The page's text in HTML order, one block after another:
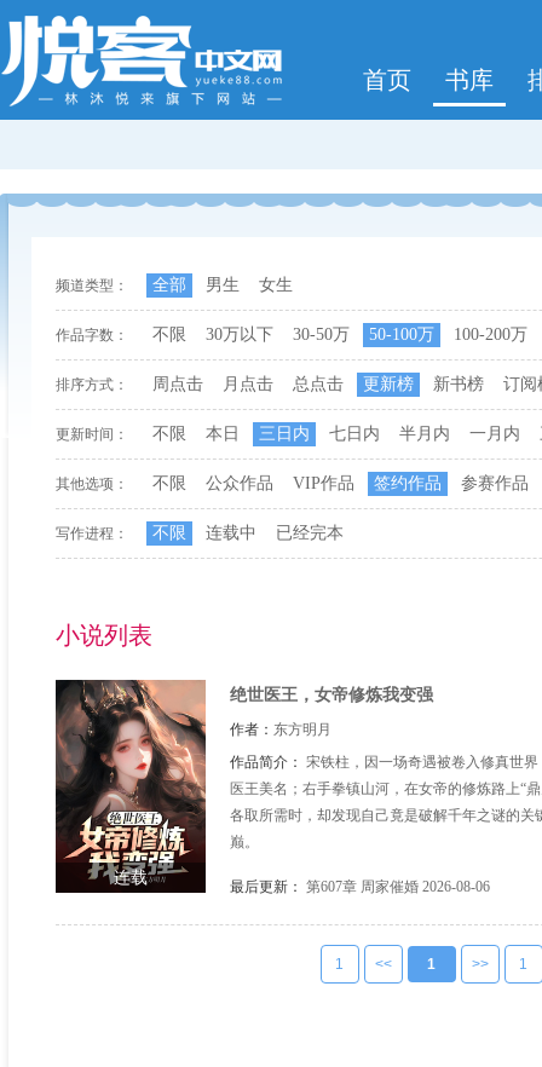
首页 书库
频道类型： 全部 男生 女生
作品字数： 不限 30万以下 30-50万 50-100万 100-200万
排序方式： 周点击 月点击 总点击 更新榜 新书榜 订阅
更新时间： 不限 本日 三日内 七日内 半月内 一月内
其他选项： 不限 公众作品 VIP作品 签约作品 参赛作品
写作进程： 不限 连载中 已经完本
小说列表
连载
绝世医王，女帝修炼我变强
作者： 东方明月
作品简介： 宋铁柱，因一场奇遇被卷入修真世
医王美名；右手拳镇山河，在女帝的修炼路上“
各取所需时，却发现自己竟是破解千年之谜的
巅。
最后更新： 第607章 周家催婚 2026-08-06
1 << 1 >> 1